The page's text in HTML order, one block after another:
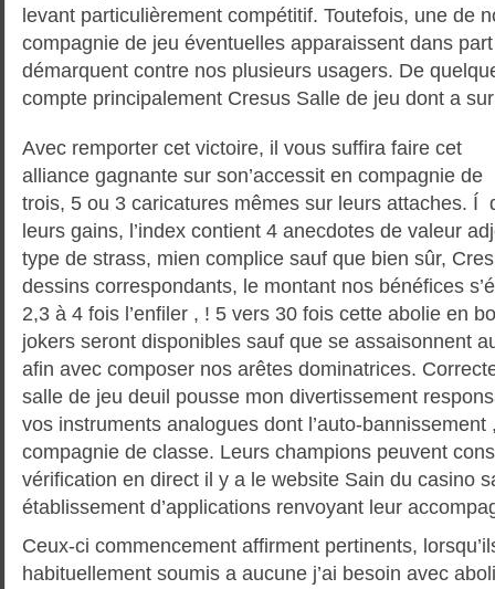
levant particulièrement compétitif. Toutefois, une de
compagnie de jeu éventuelles apparaissent dans
démarquent contre nos plusieurs usagers. De
compte principalement Cresus Salle de jeu dont a
Avec remporter cet victoire, il vous suffira faire cet
alliance gagnante sur son’accessit en compagnie de
trois, 5 ou 3 caricatures mêmes sur leurs attaches. Í
leurs gains, l’index contient 4 anecdotes de valeur
type de strass, mien complice sauf que bien sûr,
dessins correspondants, le montant nos bénéfices
2,3 à 4 fois l’enfiler , ! 5 vers 30 fois cette abolie en
jokers seront disponibles sauf que se assaisonnent
afin avec composer nos arêtes dominatrices.
salle de jeu deuil pousse mon divertissement
vos instruments analogues dont l’auto-
compagnie de classe. Leurs champions peuvent
vérification en direct il y a le website Sain du casino
établissement d’applications renvoyant leur
Ceux-ci commencement affirment pertinents,
habituellement soumis a aucune j’ai besoin avec